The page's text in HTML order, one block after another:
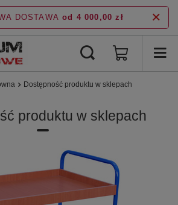
DOSTAWA od 4 000,00 zł
Dostępność produktu w sklepach
produktu w sklepach